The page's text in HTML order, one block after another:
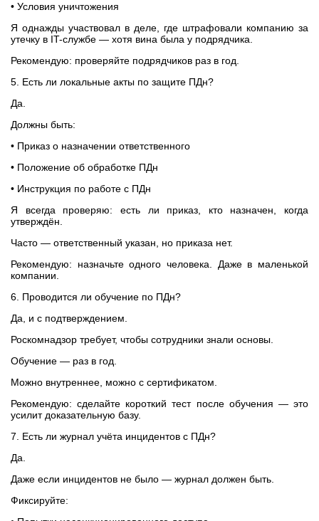
• Условия уничтожения
Я однажды участвовал в деле, где штрафовали компанию за
утечку в IT-службе — хотя вина была у подрядчика.
Рекомендую: проверяйте подрядчиков раз в год.
5. Есть ли локальные акты по защите ПДн?
Да.
Должны быть:
• Приказ о назначении ответственного
• Положение об обработке ПДн
• Инструкция по работе с ПДн
Я всегда проверяю: есть ли приказ, кто назначен, когда
утверждён.
Часто — ответственный указан, но приказа нет.
Рекомендую: назначьте одного человека. Даже в маленькой
компании.
6. Проводится ли обучение по ПДн?
Да, и с подтверждением.
Роскомнадзор требует, чтобы сотрудники знали основы.
Обучение — раз в год.
Можно внутреннее, можно с сертификатом.
Рекомендую: сделайте короткий тест после обучения — это
усилит доказательную базу.
7. Есть ли журнал учёта инцидентов с ПДн?
Да.
Даже если инцидентов не было — журнал должен быть.
Фиксируйте: